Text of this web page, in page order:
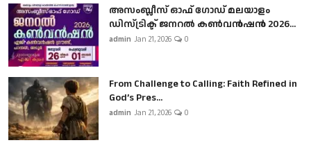
അസംബ്ലീസ് ഓഫ് ഗോഡ് മലയാളം
ഡിസ്ട്രിക്ട് ജനറൽ കൺവൻഷൻ 2026...
admin Jan 21, 2026 0
From Challenge to Calling: Faith Refined in
God’s Pres...
admin Jan 21, 2026 0